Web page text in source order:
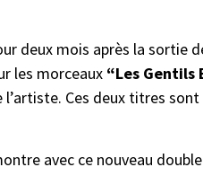
deux mois après la sortie
les morceaux “Les Gentils
l’artiste. Ces deux titres
avec ce nouveau